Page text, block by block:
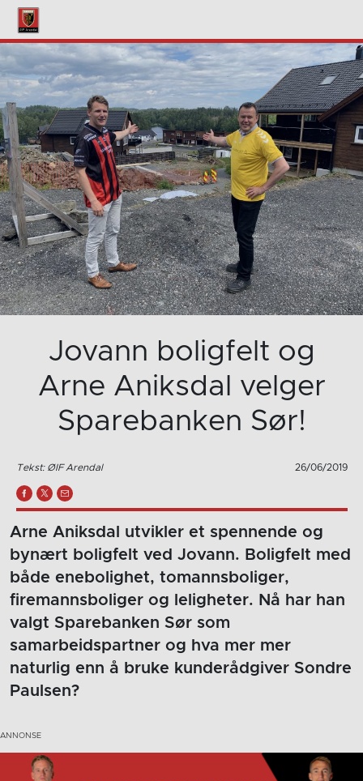
Jovann boligfelt og
Arne Aniksdal velger
Sparebanken Sør!
Tekst: ØIF Arendal 26/06/2019
Arne Aniksdal utvikler et spennende og
bynært boligfelt ved Jovann. Boligfelt med
både enebolighet, tomannsboliger,
firemannsboliger og leligheter. Nå har han
valgt Sparebanken Sør som
samarbeidspartner og hva mer mer
naturlig enn å bruke kunderådgiver Sondre
Paulsen?